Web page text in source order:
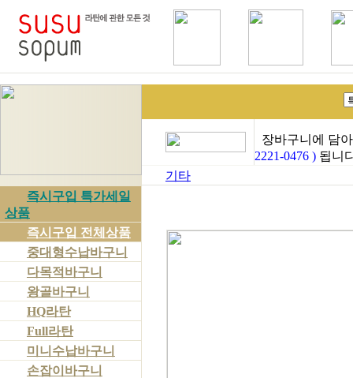
즉시구입 특가세일
상품
즉시구입 전체상품
중대형수납바구니
다목적바구니
왕골바구니
HQ라탄
Full라탄
미니수납바구니
손잡이바구니
장바구니에 담
2221-0476 ) 됩니
기타